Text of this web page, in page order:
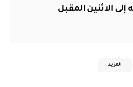
الاثنين المقبل
المزيد